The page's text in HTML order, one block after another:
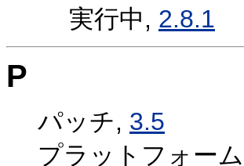
実行中, 2.8.1
P
パッチ, 3.5
プラットフォー